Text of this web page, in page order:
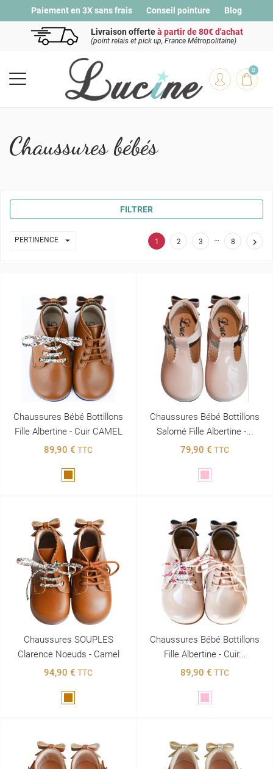
Paiement en 3X sans frais Conseil pointure Blog
Livraison offerteà partir de 80€ d'achat
(point relais et pick up, France Métropolitaine)
0
Chaussures bébés
FILTRER
PERTINENCE  1 2 3 … 8 
Chaussures Bébé Bottillons
Fille Albertine - Cuir CAMEL
89,90 € TTC
Chaussures Bébé Bottillons
Salomé Fille Albertine -...
79,90 € TTC
Chaussures SOUPLES
Clarence Noeuds - Camel
94,90 € TTC
Chaussures Bébé Bottillons
Fille Albertine - Cuir...
89,90 € TTC